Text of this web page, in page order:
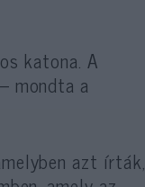
katona. A
mondta a
azt írták,